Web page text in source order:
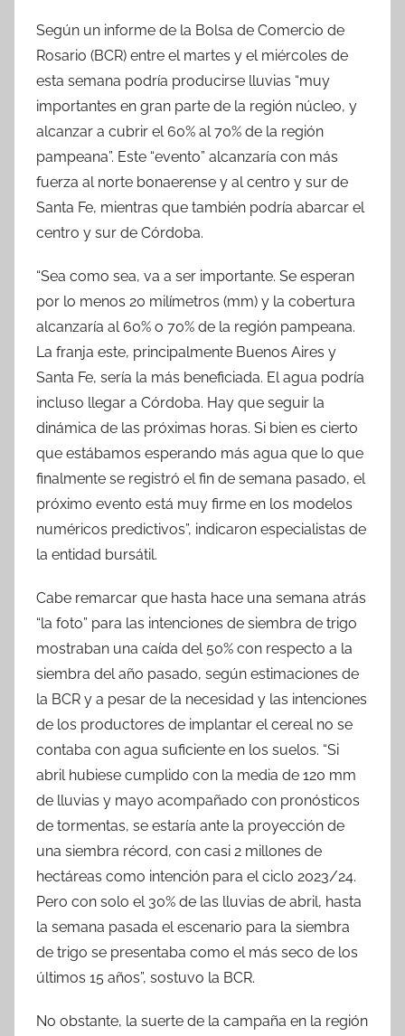
Según un informe de la Bolsa de Comercio de
Rosario (BCR) entre el martes y el miércoles de
esta semana podría producirse lluvias “muy
importantes en gran parte de la región núcleo, y
alcanzar a cubrir el 60% al 70% de la región
pampeana”. Este “evento” alcanzaría con más
fuerza al norte bonaerense y al centro y sur de
Santa Fe, mientras que también podría abarcar el
centro y sur de Córdoba.
“Sea como sea, va a ser importante. Se esperan
por lo menos 20 milímetros (mm) y la cobertura
alcanzaría al 60% o 70% de la región pampeana.
La franja este, principalmente Buenos Aires y
Santa Fe, sería la más beneficiada. El agua podría
incluso llegar a Córdoba. Hay que seguir la
dinámica de las próximas horas. Si bien es cierto
que estábamos esperando más agua que lo que
finalmente se registró el fin de semana pasado, el
próximo evento está muy firme en los modelos
numéricos predictivos”, indicaron especialistas de
la entidad bursátil.
Cabe remarcar que hasta hace una semana atrás
“la foto” para las intenciones de siembra de trigo
mostraban una caída del 50% con respecto a la
siembra del año pasado, según estimaciones de
la BCR y a pesar de la necesidad y las intenciones
de los productores de implantar el cereal no se
contaba con agua suficiente en los suelos. “Si
abril hubiese cumplido con la media de 120 mm
de lluvias y mayo acompañado con pronósticos
de tormentas, se estaría ante la proyección de
una siembra récord, con casi 2 millones de
hectáreas como intención para el ciclo 2023/24.
Pero con solo el 30% de las lluvias de abril, hasta
la semana pasada el escenario para la siembra
de trigo se presentaba como el más seco de los
últimos 15 años”, sostuvo la BCR.
No obstante, la suerte de la campaña en la región